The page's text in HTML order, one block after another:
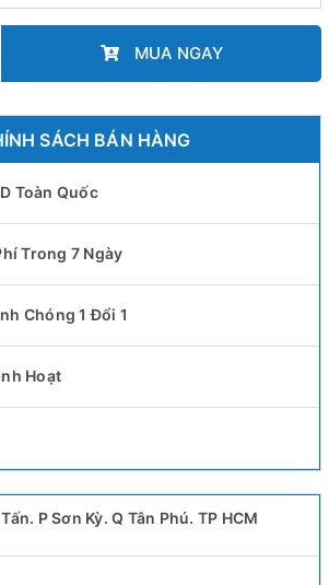
MUA NGAY
SÁCH BÁN HÀNG
Toàn Quốc
Trong 7 Ngày
Chóng 1 Đổi 1
Hoạt
P Sơn Kỳ. Q Tân Phú. TP HCM